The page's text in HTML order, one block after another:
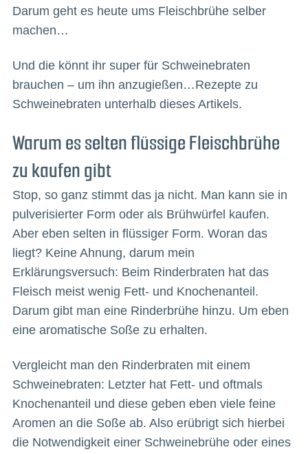
Darum geht es heute ums Fleischbrühe selber
machen…
Und die könnt ihr super für Schweinebraten
brauchen – um ihn anzugießen…Rezepte zu
Schweinebraten unterhalb dieses Artikels.
Warum es selten flüssige Fleischbrühe
zu kaufen gibt
Stop, so ganz stimmt das ja nicht. Man kann sie in
pulverisierter Form oder als Brühwürfel kaufen.
Aber eben selten in flüssiger Form. Woran das
liegt? Keine Ahnung, darum mein
Erklärungsversuch: Beim Rinderbraten hat das
Fleisch meist wenig Fett- und Knochenanteil.
Darum gibt man eine Rinderbrühe hinzu. Um eben
eine aromatische Soße zu erhalten.
Vergleicht man den Rinderbraten mit einem
Schweinebraten: Letzter hat Fett- und oftmals
Knochenanteil und diese geben eben viele feine
Aromen an die Soße ab. Also erübrigt sich hierbei
die Notwendigkeit einer Schweinebrühe oder eines